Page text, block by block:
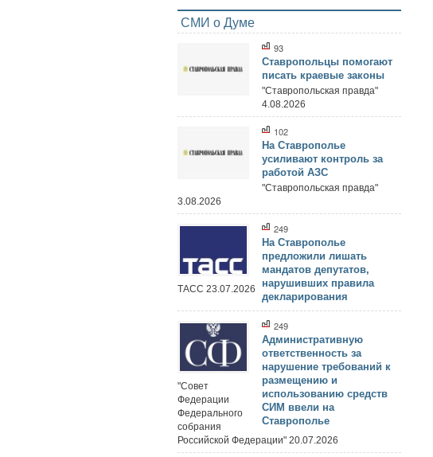
СМИ о Думе
93
Ставропольцы помогают
писать краевые законы
"Ставропольская правда"
4.08.2026
102
На Ставрополье
усиливают контроль за
работой АЗС
"Ставропольская правда"
3.08.2026
249
На Ставрополье
предложили лишать
мандатов депутатов,
нарушивших правила
декларирования
ТАСС 23.07.2026
249
Административную
ответственность за
нарушение требований к
размещению и
использованию средств
СИМ ввели на
Ставрополье
"Совет
Федерации
Федерального
собрания
Российской Федерации" 20.07.2026